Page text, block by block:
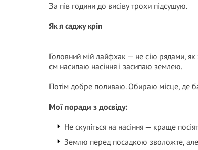
За пів години до висіву трохи підсушую.
Як я саджу кріп
Головний мій лайфхак — не сію рядами,
см насипаю насіння і засипаю землею.
Потім добре поливаю. Обираю місце, де
Мої поради з досвіду:
Не скупіться на насіння — краще
Землю перед посадкою зволожте,